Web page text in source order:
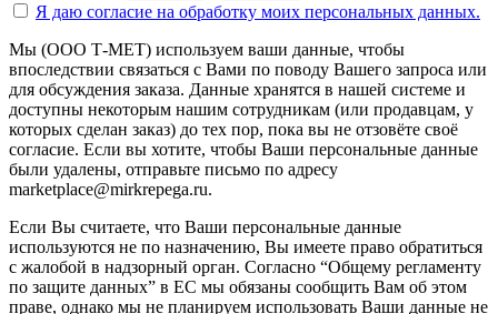
Я даю согласие на обработку моих персональных данных.
Мы (ООО Т-МЕТ) используем ваши данные, чтобы
впоследствии связаться с Вами по поводу Вашего запроса или
для обсуждения заказа. Данные хранятся в нашей системе и
доступны некоторым нашим сотрудникам (или продавцам, у
которых сделан заказ) до тех пор, пока вы не отзовёте своё
согласие. Если вы хотите, чтобы Ваши персональные данные
были удалены, отправьте письмо по адресу
marketplace@mirkrepega.ru.
Если Вы считаете, что Ваши персональные данные
используются не по назначению, Вы имеете право обратиться
с жалобой в надзорный орган. Согласно “Общему регламенту
по защите данных” в ЕС мы обязаны сообщить Вам об этом
праве, однако мы не планируем использовать Ваши данные не